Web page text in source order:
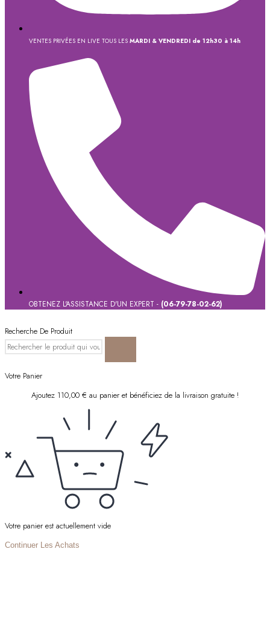
VENTES PRIVÉES EN LIVE TOUS LES MARDI & VENDREDI de 12h30 à 14h
OBTENEZ L'ASSISTANCE D'UN EXPERT - (06-79-78-02-62)
Recherche De Produit
Votre Panier
Ajoutez 110,00 € au panier et bénéficiez de la livraison gratuite !
Votre panier est actuellement vide
Continuer Les Achats